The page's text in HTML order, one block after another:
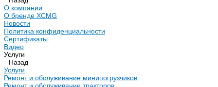
О компании
О бренде XCMG
Новости
Политика конфиденциальности
Сертификаты
Видео
Услуги
Назад
Услуги
Ремонт и обслуживание минипогрузчиков